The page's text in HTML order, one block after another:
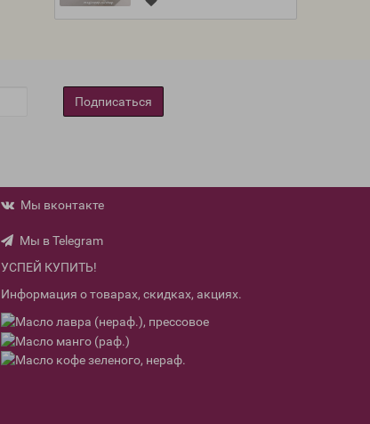
Подписаться
Мы вконтакте
Мы в Telegram
УСПЕЙ КУПИТЬ!
Информация о товарах, скидках, акциях.